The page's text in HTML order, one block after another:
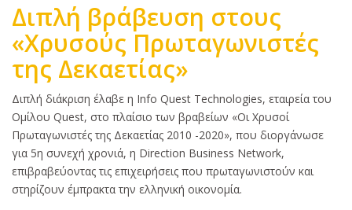
Διπλή βράβευση στους
«Χρυσούς Πρωταγωνιστές
της Δεκαετίας»
Κυρίως
κείμενο
Διπλή διάκριση έλαβε η Info Quest Technologies, εταιρεία του
Ομίλου Quest, στο πλαίσιο των βραβείων «Οι Χρυσοί
Πρωταγωνιστές της Δεκαετίας 2010 -2020», που διοργάνωσε
για 5η συνεχή χρονιά, η Direction Business Network,
επιβραβεύοντας τις επιχειρήσεις που πρωταγωνιστούν και
στηρίζουν έμπρακτα την ελληνική οικονομία.